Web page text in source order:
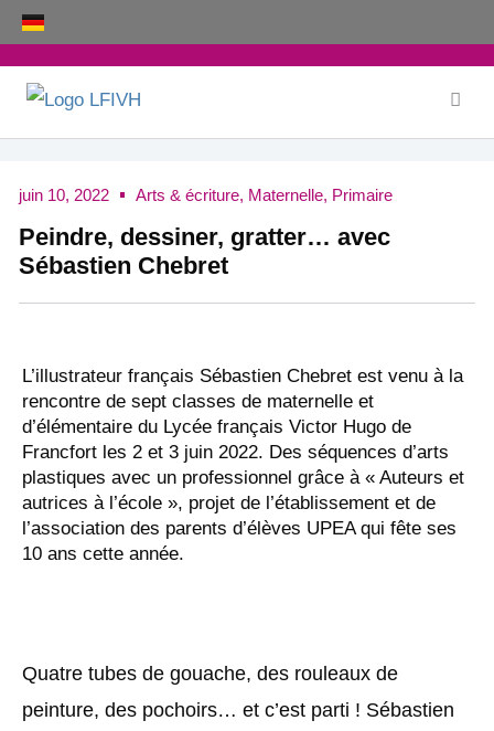
Aller
au
contenu
juin 10, 2022 Arts & écriture, Maternelle, Primaire
Peindre, dessiner, gratter… avec
Sébastien Chebret
L’illustrateur français Sébastien Chebret est venu à la
rencontre de sept classes de maternelle et
d’élémentaire du Lycée français Victor Hugo de
Francfort les 2 et 3 juin 2022. Des séquences d’arts
plastiques avec un professionnel grâce à « Auteurs et
autrices à l’école », projet de l’établissement et de
l’association des parents d’élèves UPEA qui fête ses
10 ans cette année.
Quatre tubes de gouache, des rouleaux de
peinture, des pochoirs… et c’est parti ! Sébastien